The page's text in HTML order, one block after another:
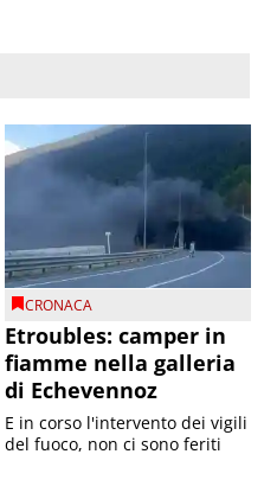
CRONACA
Etroubles: camper in
fiamme nella galleria
di Echevennoz
E in corso l'intervento dei vigili
del fuoco, non ci sono feriti